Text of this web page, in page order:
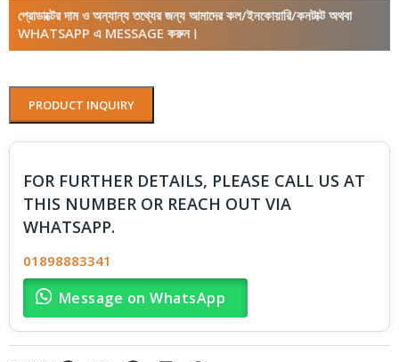
প্রোডাক্টের দাম ও অন্যান্য তথ্যের জন্য আমাদের কল/ইনকোয়ারি/কনটাক্ট অথবা
WHATSAPP এ MESSAGE করুন।
PRODUCT INQUIRY
FOR FURTHER DETAILS, PLEASE CALL US AT
THIS NUMBER OR REACH OUT VIA
WHATSAPP.
01898883341
Message on WhatsApp